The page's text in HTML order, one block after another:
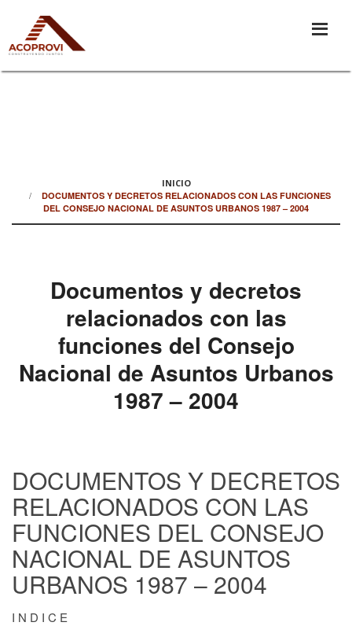
INICIO
DOCUMENTOS Y DECRETOS RELACIONADOS CON LAS FUNCIONES
DEL CONSEJO NACIONAL DE ASUNTOS URBANOS 1987 – 2004
Documentos y decretos
relacionados con las
funciones del Consejo
Nacional de Asuntos Urbanos
1987 – 2004
DOCUMENTOS Y DECRETOS
RELACIONADOS CON LAS
FUNCIONES DEL CONSEJO
NACIONAL DE ASUNTOS
URBANOS 1987 – 2004
I N D I C E